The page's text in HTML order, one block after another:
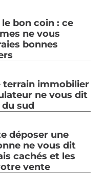
bon coin : ce
ne vous
bonnes
terrain immobilier
ne vous dit
sud
déposer une
ne vous dit
cachés et les
vente